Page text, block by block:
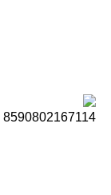
8590802167114